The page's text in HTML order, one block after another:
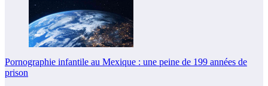
Pornographie infantile au Mexique : une peine de 199 années de
prison